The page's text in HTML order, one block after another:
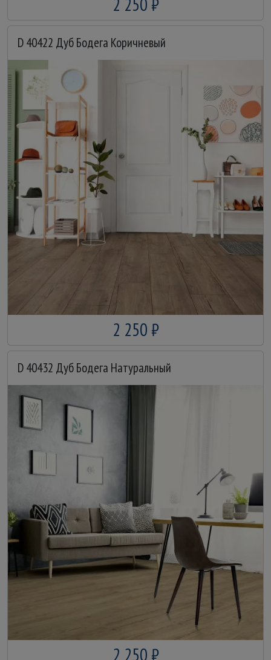
2 250 ₽
D 40422 Дуб Бодега Коричневый
2 250 ₽
D 40432 Дуб Бодега Натуральный
2 250 ₽